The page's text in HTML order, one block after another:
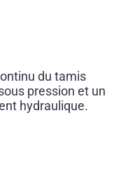
du tamis
pression et un
hydraulique.